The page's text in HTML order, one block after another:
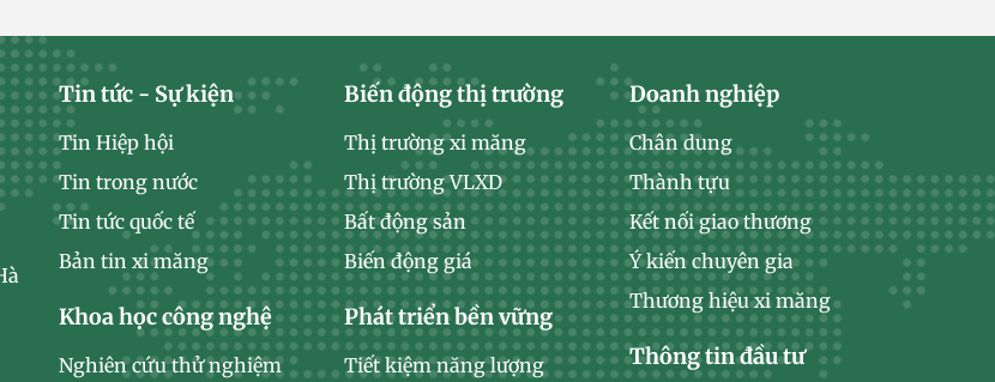
Tin tức - Sự kiện
Tin Hiệp hội
Tin trong nước
Tin tức quốc tế
Bản tin xi măng
Khoa học công nghệ
Nghiên cứu thử nghiệm
Biến động thị trường
Thị trường xi măng
Thị trường VLXD
Bất động sản
Biến động giá
Phát triển bền vững
Tiết kiệm năng lượng
Doanh nghiệp
Chân dung
Thành tựu
Kết nối giao thương
Ý kiến chuyên gia
Thương hiệu xi măng
Thông tin đầu tư